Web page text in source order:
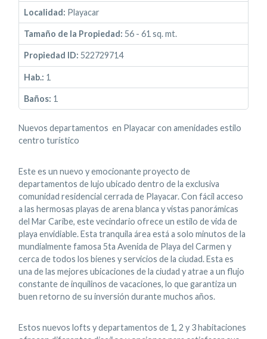
Localidad: Playacar
Tamaño de la Propiedad: 56 - 61 sq. mt.
Propiedad ID: 522729714
Hab.: 1
Baños: 1
Nuevos departamentos en Playacar con amenidades estilo
centro turístico
Este es un nuevo y emocionante proyecto de
departamentos de lujo ubicado dentro de la exclusiva
comunidad residencial cerrada de Playacar. Con fácil acceso
a las hermosas playas de arena blanca y vistas panorámicas
del Mar Caribe, este vecindario ofrece un estilo de vida de
playa envidiable. Esta tranquila área está a solo minutos de la
mundialmente famosa 5ta Avenida de Playa del Carmen y
cerca de todos los bienes y servicios de la ciudad. Esta es
una de las mejores ubicaciones de la ciudad y atrae a un flujo
constante de inquilinos de vacaciones, lo que garantiza un
buen retorno de su inversión durante muchos años.
Estos nuevos lofts y departamentos de 1, 2 y 3 habitaciones